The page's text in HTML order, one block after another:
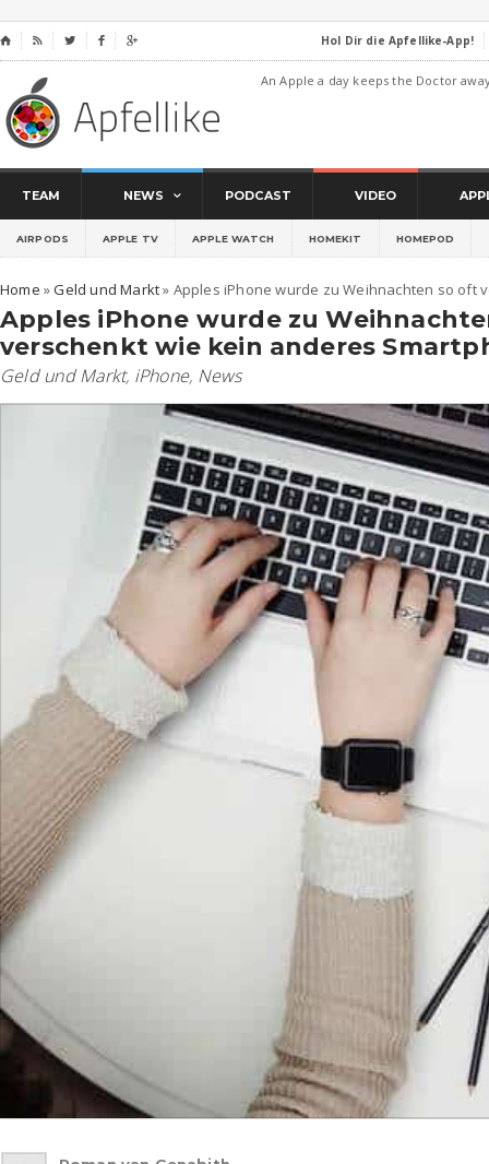
⌂     Hol Dir die Apfellike-App!
An Apple a day keeps the Doctor
TEAM NEWS PODCAST VIDEO
AIRPODS APPLE TV APPLE WATCH HOMEKIT HOMEPOD
Home »Geld und Markt» Apples iPhone wurde zu Weihnachten so oft
Apples iPhone wurde zu
verschenkt wie kein anderes
Geld und Markt, iPhone, News